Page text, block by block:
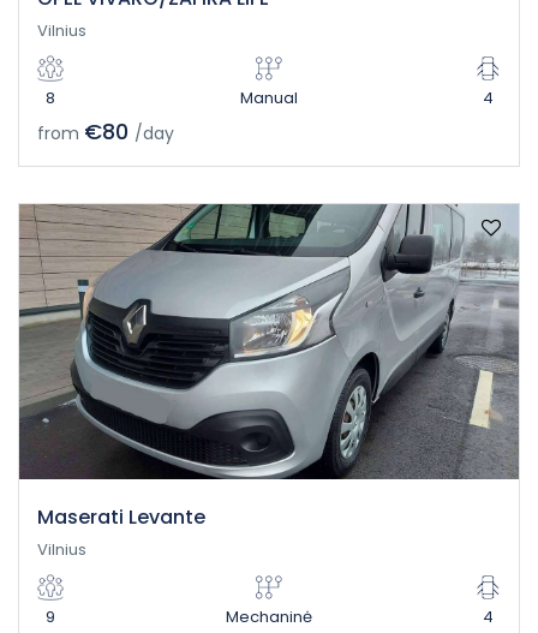
Vilnius
8 Manual 4
from €80 /day
Maserati Levante
Vilnius
9 Mechaninė 4